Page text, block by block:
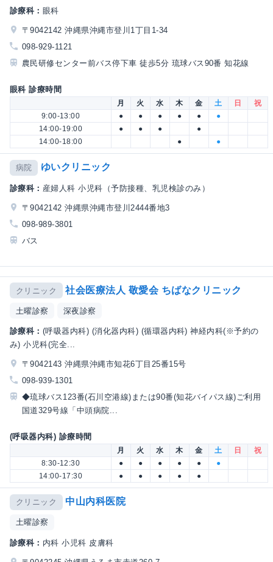
診療科： 眼科
〒9042142 沖縄県沖縄市登川1丁目1-34
098-929-1121
農民研修センター前バス停下車 徒歩5分 琉球バス90番 知花線
眼科 診療時間
月 火 水 木 金 土 日
祝
9:00-13:00
● ● ● ● ●
●
14:00-19:00
● ● ●
●
14:00-18:00
● ●
病院 ゆいクリニック
診療科： 産婦人科 小児科（予防接種、乳児検診のみ）
〒9042142 沖縄県沖縄市登川2444番地3
098-989-3801
バス
クリニック 社会医療法人 敬愛会 ちばなクリニック
土曜診察 深夜診察
診療科： (呼吸器内科) (消化器内科) (循環器内科) 神経内科(※予約の
み) 小児科(完全...
〒9042143 沖縄県沖縄市知花6丁目25番15号
098-939-1301
◆琉球バス123番(石川空港線)または90番(知花バイパス線)ご利用
国道329号線「中頭病院...
(呼吸器内科) 診療時間
月 火 水 木 金 土 日
祝
8:30-12:30
● ● ● ● ●
●
14:00-17:30
● ● ● ● ●
クリニック 中山内科医院
土曜診察
診療科： 内科 小児科 皮膚科